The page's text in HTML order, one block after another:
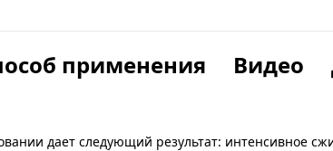
применения Видео
дает следующий результат: интенсивное